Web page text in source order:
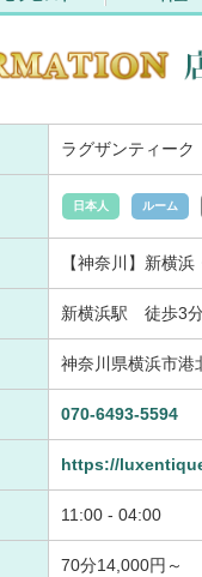
ラグザンティーク
日本人 ルーム
【神奈川】新横浜
新横浜駅 徒歩3
神奈川県横浜市港
070-6493-5594
https://
11:00 - 04:00
70分14,000円～